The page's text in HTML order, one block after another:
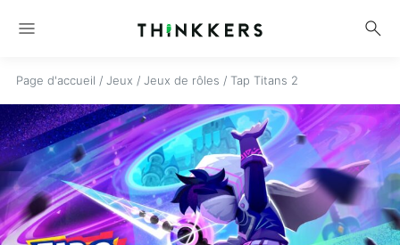
menu search
Page d'accueil / Jeux / Jeux de rôles / Tap Titans 2